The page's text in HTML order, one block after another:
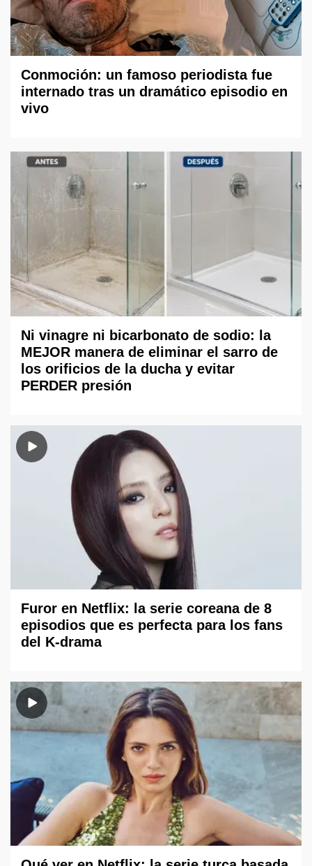
Conmoción: un famoso periodista fue
internado tras un dramático episodio en
vivo
Ni vinagre ni bicarbonato de sodio: la
MEJOR manera de eliminar el sarro de
los orificios de la ducha y evitar
PERDER presión
Furor en Netflix: la serie coreana de 8
episodios que es perfecta para los fans
del K-drama